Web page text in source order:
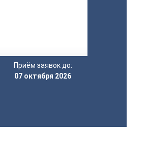
Приём заявок до:
07 октября 2026